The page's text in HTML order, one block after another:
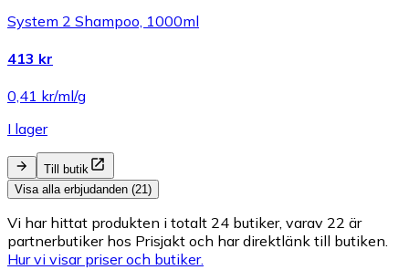
System 2 Shampoo, 1000ml
413 kr
0,41 kr/ml/g
I lager
Till butik
Visa alla erbjudanden (21)
Vi har hittat produkten i totalt 24 butiker, varav 22 är
partnerbutiker hos Prisjakt och har direktlänk till butiken.
Hur vi visar priser och butiker.